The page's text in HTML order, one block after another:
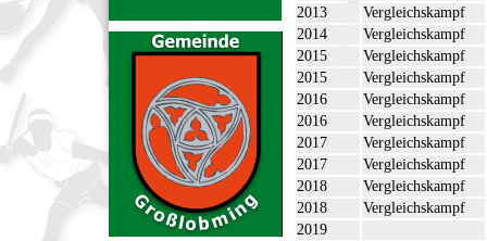
2013
Vergleichskampf
2014
Vergleichskampf
2015
Vergleichskampf
2015
Vergleichskampf
2016
Vergleichskampf
2016
Vergleichskampf
2017
Vergleichskampf
2017
Vergleichskampf
2018
Vergleichskampf
2018
Vergleichskampf
2019